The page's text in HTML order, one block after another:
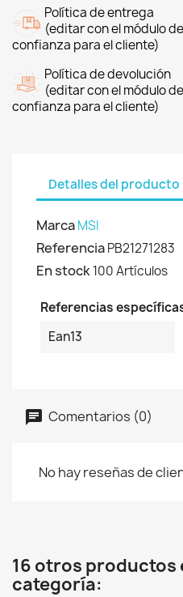
Política de entrega
(editar con el módulo
confianza para el cliente)
Política de devolución
(editar con el módulo
confianza para el cliente)
Detalles del producto
MarcaMSI
ReferenciaPB21271283
En stock100 Artículos
Referencias
Ean13
Comentarios (0)
No hay reseñas de
16 otros productos
categoría: